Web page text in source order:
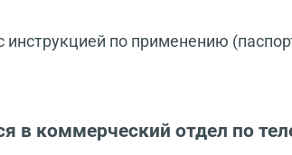
по применению
в коммерческий отдел по